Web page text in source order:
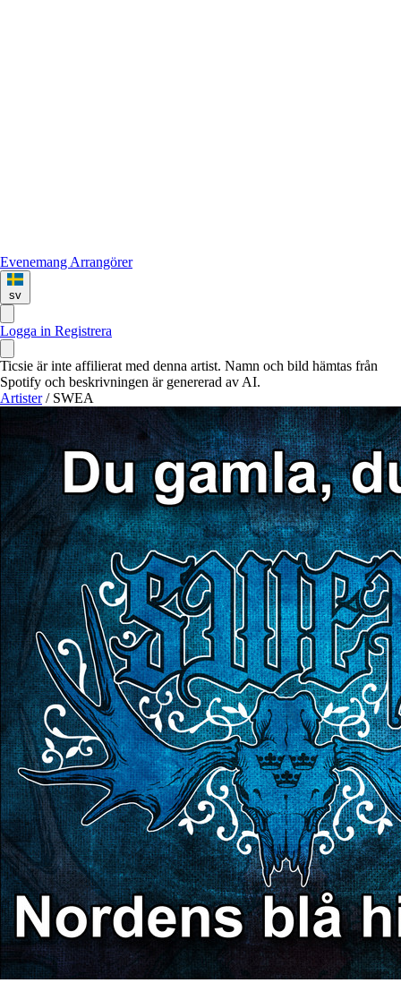
Evenemang Arrangörer
sv
Logga in Registrera
Ticsie är inte affilierat med denna artist. Namn och bild hämtas från
Spotify och beskrivningen är genererad av AI.
Artister / SWEA